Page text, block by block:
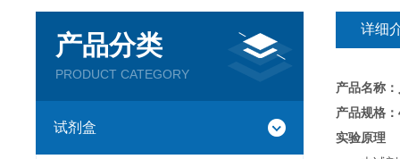
产品分类
PRODUCT CATEGORY
试剂盒
详细
产品名称：
产品规格
实验原理